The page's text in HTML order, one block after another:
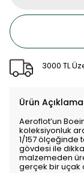
3000 TL
Ürün
Aeroflot’un
koleksiyonluk
1/157 ölçeğinde
gövdesi ile
malzemeden
gerçek bir uçak